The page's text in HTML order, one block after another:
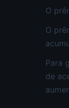
O
O
Para
de